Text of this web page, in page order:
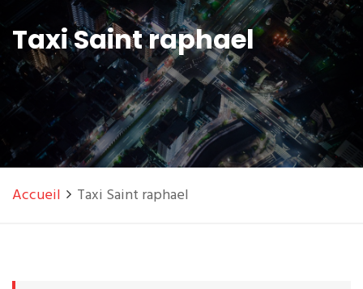
Taxi Saint raphael
Accueil Taxi Saint raphael